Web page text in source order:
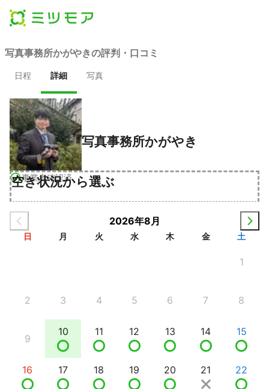
写真事務所かがやきの評判・口コミ
日程 詳細 写真
事業者確認済
写真事務所かがやき
空き状況から選ぶ
2026年8月
日 月 火 水 木 金 土
1
2 3 4 5 6 7 8
9
10 11 12 13 14 15
16 17 18 19 20 21 22